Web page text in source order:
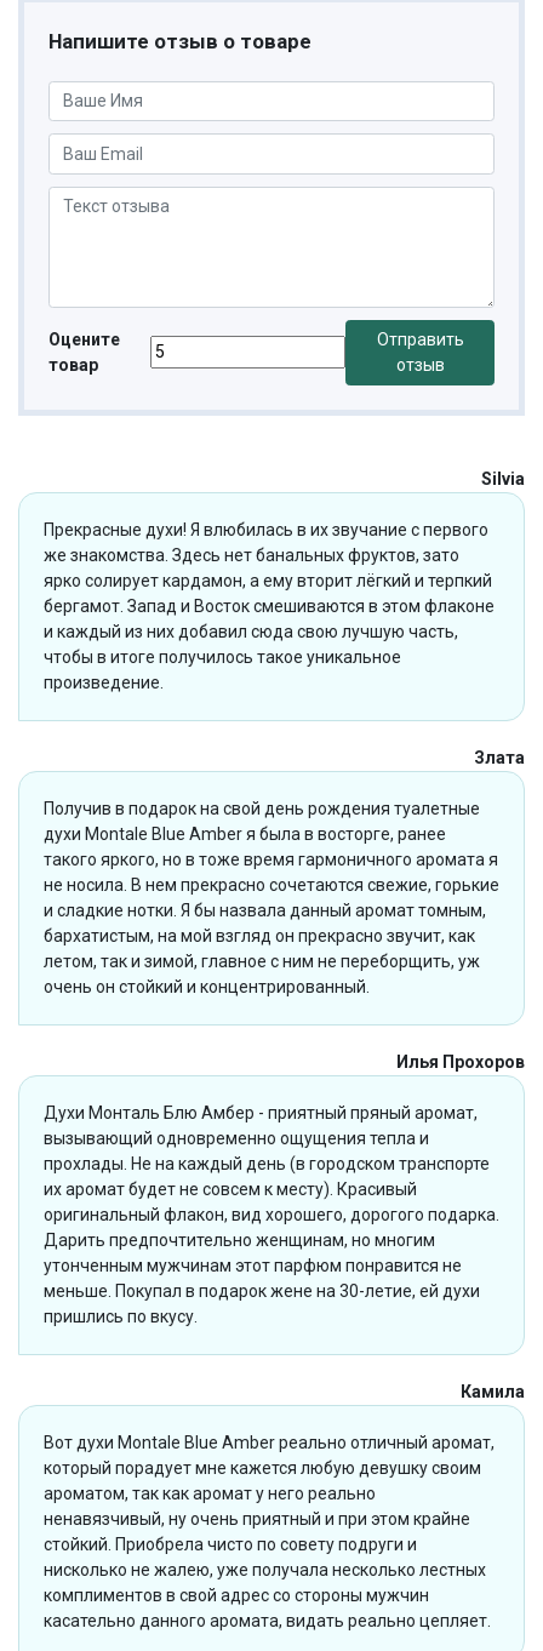
Напишите отзыв о товаре
Оцените
товар
Отправить
отзыв
Silvia
Прекрасные духи! Я влюбилась в их звучание с первого
же знакомства. Здесь нет банальных фруктов, зато
ярко солирует кардамон, а ему вторит лёгкий и терпкий
бергамот. Запад и Восток смешиваются в этом флаконе
и каждый из них добавил сюда свою лучшую часть,
чтобы в итоге получилось такое уникальное
произведение.
Злата
Получив в подарок на свой день рождения туалетные
духи Montale Blue Amber я была в восторге, ранее
такого яркого, но в тоже время гармоничного аромата я
не носила. В нем прекрасно сочетаются свежие, горькие
и сладкие нотки. Я бы назвала данный аромат томным,
бархатистым, на мой взгляд он прекрасно звучит, как
летом, так и зимой, главное с ним не переборщить, уж
очень он стойкий и концентрированный.
Илья Прохоров
Духи Монталь Блю Амбер - приятный пряный аромат,
вызывающий одновременно ощущения тепла и
прохлады. Не на каждый день (в городском транспорте
их аромат будет не совсем к месту). Красивый
оригинальный флакон, вид хорошего, дорогого подарка.
Дарить предпочтительно женщинам, но многим
утонченным мужчинам этот парфюм понравится не
меньше. Покупал в подарок жене на 30-летие, ей духи
пришлись по вкусу.
Камила
Вот духи Montale Blue Amber реально отличный аромат,
который порадует мне кажется любую девушку своим
ароматом, так как аромат у него реально
ненавязчивый, ну очень приятный и при этом крайне
стойкий. Приобрела чисто по совету подруги и
нисколько не жалею, уже получала несколько лестных
комплиментов в свой адрес со стороны мужчин
касательно данного аромата, видать реально цепляет.